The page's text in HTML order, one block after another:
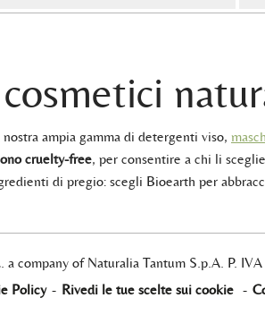
ampia gamma di detergenti viso,
cruelty-free, per consentire a chi li
di pregio: scegli Bioearth per
company of Naturalia Tantum S.p.A. P.
Policy - Rivedi le tue scelte sui cookie -